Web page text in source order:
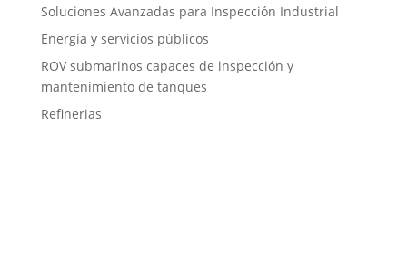
Soluciones Avanzadas para Inspección Industrial
Energía y servicios públicos
ROV submarinos capaces de inspección y
mantenimiento de tanques
Refinerias